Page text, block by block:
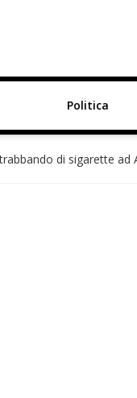
Politica
di sigarette ad